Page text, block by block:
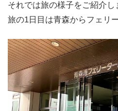
それでは旅の様子をご紹介し
旅の1日目は青森からフェリ